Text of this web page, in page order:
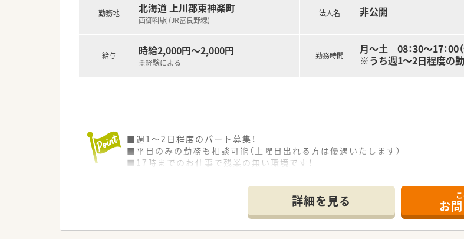
勤務地 北海道 上川郡東神楽町
西御料駅 (JR富良野線)
給与 時給2,000円～2,000円
※経験による
法人名 非公開
勤務時間
月～土 08：30～17：00
※うち週1～2日程度の
■週1～2日程度のパート募集！
■平日のみの勤務も相談可能（土曜日出れる方は優遇いたします）
■17時までのお仕事で残業の無い環境です！
■旭川駅から車15分程度 公共バス4路線あります
詳細を見る お